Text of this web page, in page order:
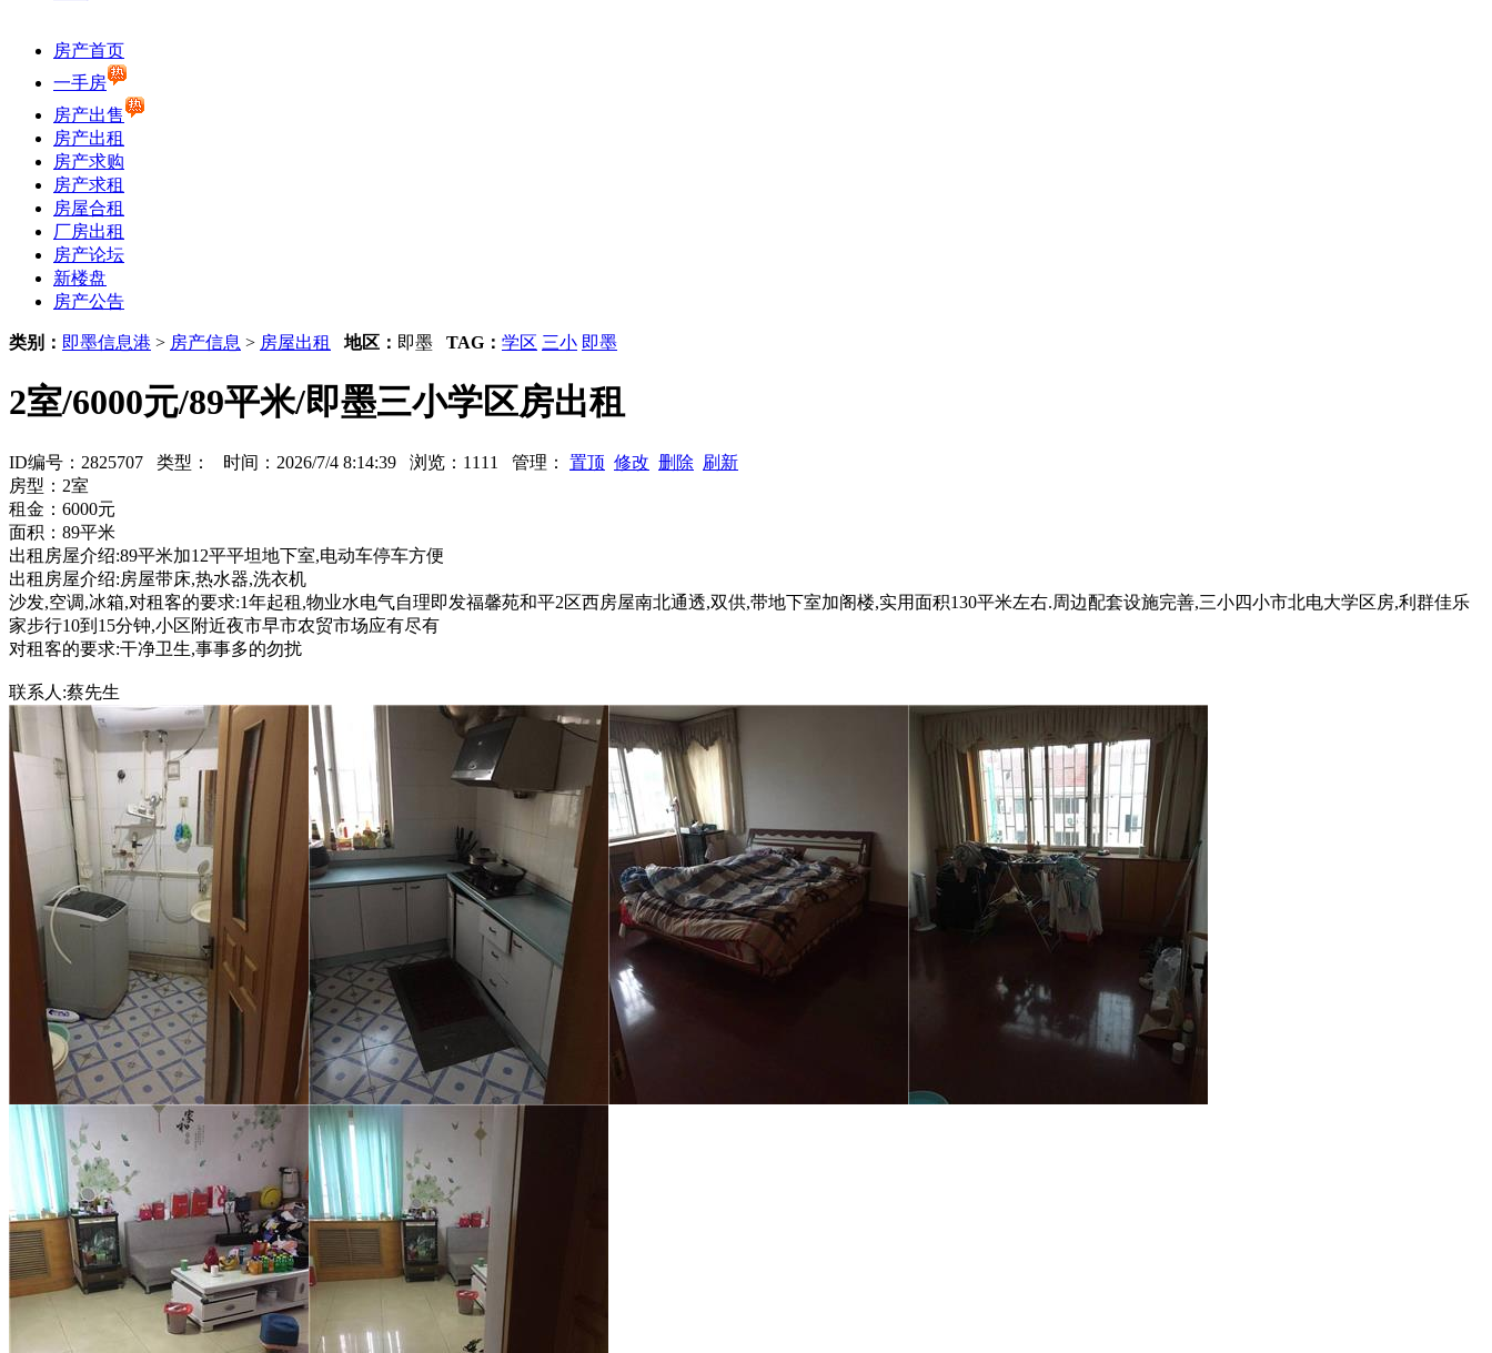
房产首页
一手房
房产出售
房产出租
房产求购
房产求租
房屋合租
厂房出租
房产论坛
新楼盘
房产公告
类别： 即墨信息港 > 房产信息 > 房屋出租 地区： 即墨 TAG： 学区 三小 即墨
2室/6000元/89平米/即墨三小学区房出租
ID编号：2825707 类型： 时间：2026/7/4 8:14:39 浏览：1111 管理： 置顶 修改 删除 刷新
房型：2室
租金：6000元
面积：89平米
出租房屋介绍:89平米加12平平坦地下室,电动车停车方便
出租房屋介绍:房屋带床,热水器,洗衣机
沙发,空调,冰箱,对租客的要求:1年起租,物业水电气自理即发福馨苑和平2区西房屋南北通透,双供,带地下室加阁楼,实用面积130平米左右.周边配套设施完善,三小四小市北电大学区房,利群佳乐
家步行10到15分钟,小区附近夜市早市农贸市场应有尽有
对租客的要求:干净卫生,事事多的勿扰
联系人:蔡先生